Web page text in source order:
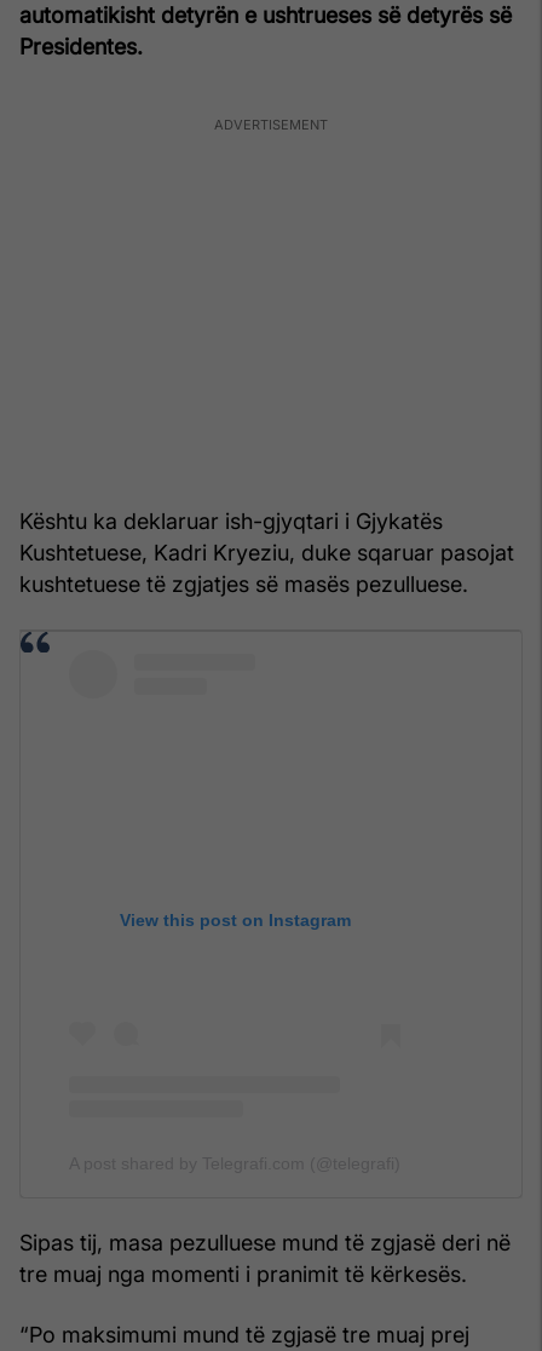
automatikisht detyrën e ushtrueses së detyrës së
Presidentes.
Kështu ka deklaruar ish-gjyqtari i Gjykatës
Kushtetuese, Kadri Kryeziu, duke sqaruar pasojat
kushtetuese të zgjatjes së masës pezulluese.
View this post on Instagram
Sipas tij, masa pezulluese mund të zgjasë deri në
tre muaj nga momenti i pranimit të kërkesës.
“Po maksimumi mund të zgjasë tre muaj prej